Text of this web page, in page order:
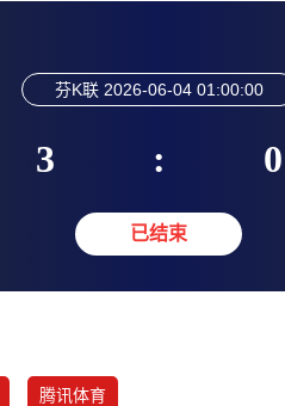
芬K联 2026-06-04 01:00:00
3 : 0
已结束
腾讯体育